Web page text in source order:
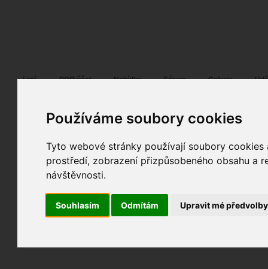
Používáme soubory cookies
Tyto webové stránky používají soubory
prostředí, zobrazení přizpůsobeného obsahu a
návštěvnosti.
Souhlasím Odmítám Upravit mé předvolby
Lidé PRO účet Nabídky Fórum Galerie
Horac 18:50 ostatní
bez názvu
spolupráce fotografováno fotky autora